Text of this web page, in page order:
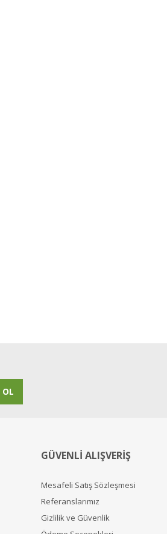
OL
GÜVENLİ ALIŞVERİŞ
Mesafeli Satış Sözleşmesi
Referanslarımız
Gizlilik ve Güvenlik